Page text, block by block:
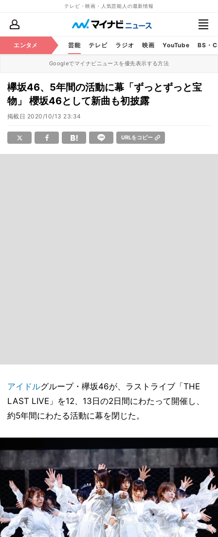
テレビ・映画・人気芸能人の最新情報
エンタメ 芸能 テレビ ラジオ 映画 YouTube BS・
Googleでマイナビニュースを優先表示する方法
欅坂46、5年間の活動に幕「ずっとずっと宝
物」 櫻坂46として新曲も初披露
掲載日 2020/10/13 23:34
URLをコピー
アイドルグループ・欅坂46が、ラストライブ「THE
LAST LIVE」を12、13日の2日間にわたって開催し、
約5年間にわたる活動に幕を閉じた。